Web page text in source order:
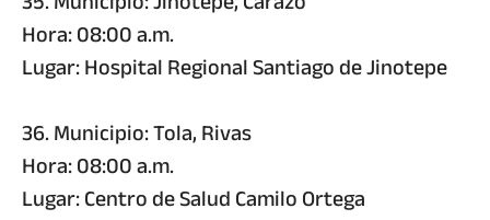
Hora: 08:00 a.m.
Lugar: Hospital Regional Santiago de Jinotepe
36. Municipio: Tola, Rivas
Hora: 08:00 a.m.
Lugar: Centro de Salud Camilo Ortega